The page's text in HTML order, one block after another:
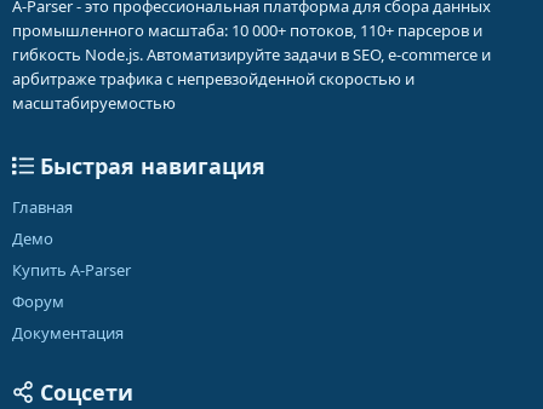
A-Parser - это профессиональная платформа для сбора данных
промышленного масштаба: 10 000+ потоков, 110+ парсеров и
гибкость Node.js. Автоматизируйте задачи в SEO, e-commerce и
арбитраже трафика с непревзойденной скоростью и
масштабируемостью
Быстрая навигация
Главная
Демо
Купить A-Parser
Форум
Документация
Соцсети